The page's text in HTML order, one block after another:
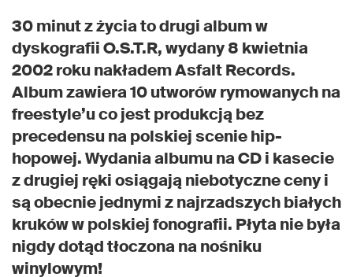
30 minut z życia to drugi album w
dyskografii O.S.T.R, wydany 8 kwietnia
2002 roku nakładem Asfalt Records.
Album zawiera 10 utworów rymowanych na
freestyle’u co jest produkcją bez
precedensu na polskiej scenie hip-
hopowej. Wydania albumu na CD i kasecie
z drugiej ręki osiągają niebotyczne ceny i
są obecnie jednymi z najrzadszych białych
kruków w polskiej fonografii. Płyta nie była
nigdy dotąd tłoczona na nośniku
winylowym!